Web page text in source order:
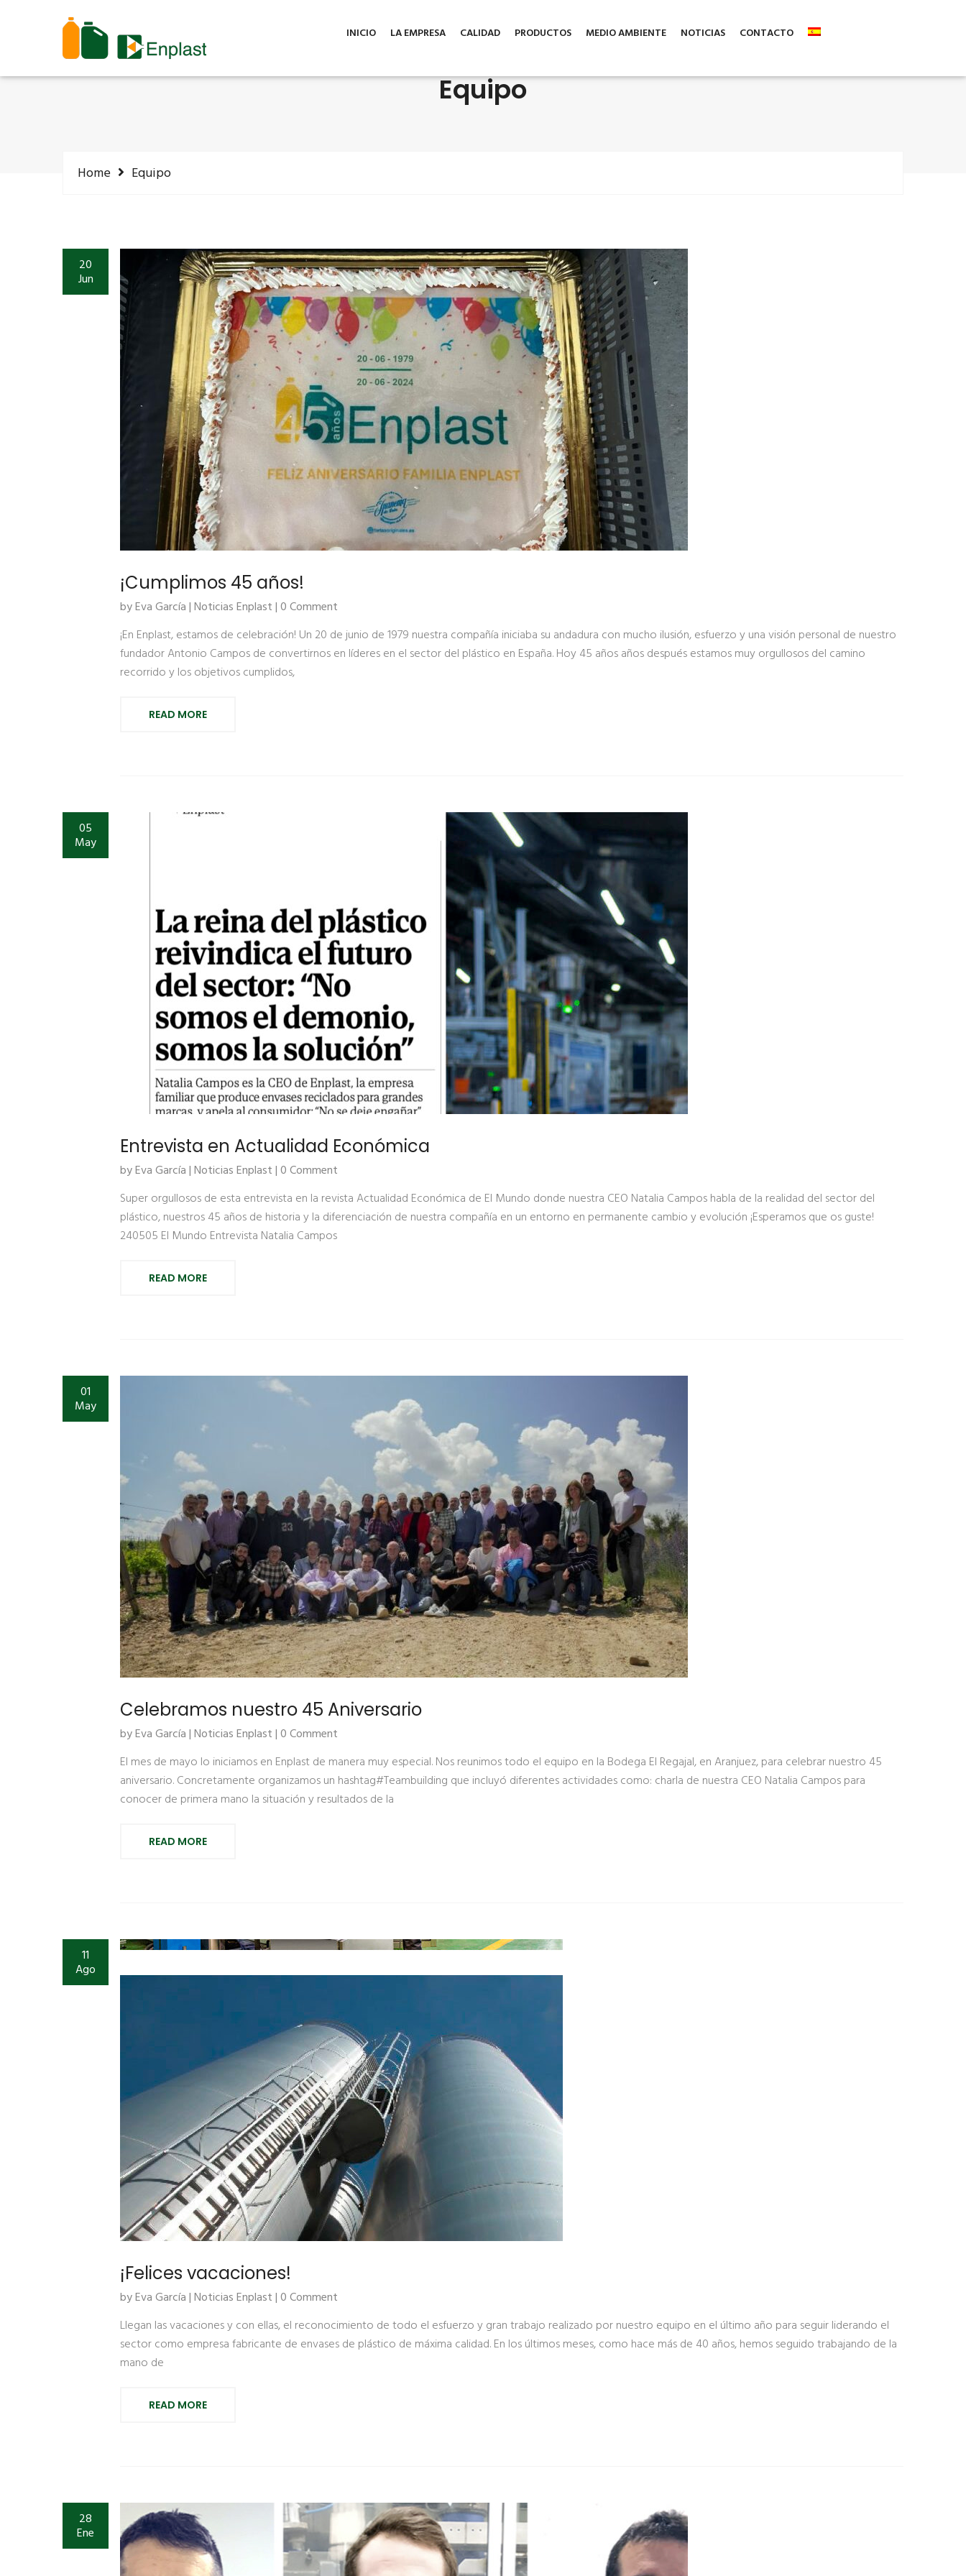
INICIO LA EMPRESA CALIDAD PRODUCTOS MEDIO AMBIENTE NOTICIAS CONTACTO
Equipo
Home Equipo
20
Jun
¡Cumplimos 45 años!
by Eva García |Noticias Enplast| 0 Comment
¡En Enplast, estamos de celebración! Un 20 de junio de 1979 nuestra compañía iniciaba su andadura con mucho ilusión, esfuerzo y una visión personal de nuestro
fundador Antonio Campos de convertirnos en líderes en el sector del plástico en España. Hoy 45 años años después estamos muy orgullosos del camino
recorrido y los objetivos cumplidos,
READ MORE
05
May
Entrevista en Actualidad Económica
by Eva García |Noticias Enplast| 0 Comment
Super orgullosos de esta entrevista en la revista Actualidad Económica de El Mundo donde nuestra CEO Natalia Campos habla de la realidad del sector del
plástico, nuestros 45 años de historia y la diferenciación de nuestra compañía en un entorno en permanente cambio y evolución ¡Esperamos que os guste!
240505 El Mundo Entrevista Natalia Campos
READ MORE
01
May
Celebramos nuestro 45 Aniversario
by Eva García |Noticias Enplast| 0 Comment
El mes de mayo lo iniciamos en Enplast de manera muy especial. Nos reunimos todo el equipo en la Bodega El Regajal, en Aranjuez, para celebrar nuestro 45
aniversario. Concretamente organizamos un hashtag#Teambuilding que incluyó diferentes actividades como: charla de nuestra CEO Natalia Campos para
conocer de primera mano la situación y resultados de la
READ MORE
11
Ago
¡Felices vacaciones!
by Eva García |Noticias Enplast| 0 Comment
Llegan las vacaciones y con ellas, el reconocimiento de todo el esfuerzo y gran trabajo realizado por nuestro equipo en el último año para seguir liderando el
sector como empresa fabricante de envases de plástico de máxima calidad. En los últimos meses, como hace más de 40 años, hemos seguido trabajando de la
mano de
READ MORE
28
Ene